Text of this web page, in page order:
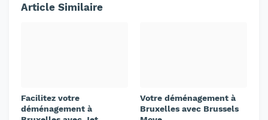
Article Similaire
Facilitez votre
déménagement à
Votre déménagement à
Bruxelles avec Brussels